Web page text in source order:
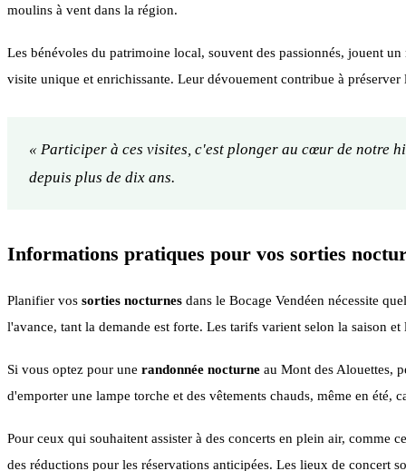
moulins à vent dans la région.
Les bénévoles du patrimoine local, souvent des passionnés, jouent
visite unique et enrichissante. Leur dévouement contribue à
« Participer à ces visites, c'est plonger au cœur de notre
depuis plus de dix ans.
Informations pratiques pour vos sorties
Planifier vos sorties nocturnes dans le Bocage Vendéen nécessite
l'avance, tant la demande est forte. Les tarifs varient selon la saison
Si vous optez pour une randonnée nocturne au Mont des Alouettes,
d'emporter une lampe torche et des vêtements chauds, même en été,
Pour ceux qui souhaitent assister à des concerts en plein air, comme
des réductions pour les réservations anticipées. Les lieux de concert